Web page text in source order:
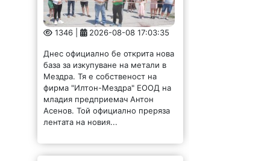
1346 | 2026-08-08 17:03:35
Днес официално бе открита нова
база за изкупуване на метали в
Мездра. Тя е собственост на
фирма "Илтон-Мездра" ЕООД на
младия предприемач Антон
Асенов. Той официално преряза
лентата на новия...